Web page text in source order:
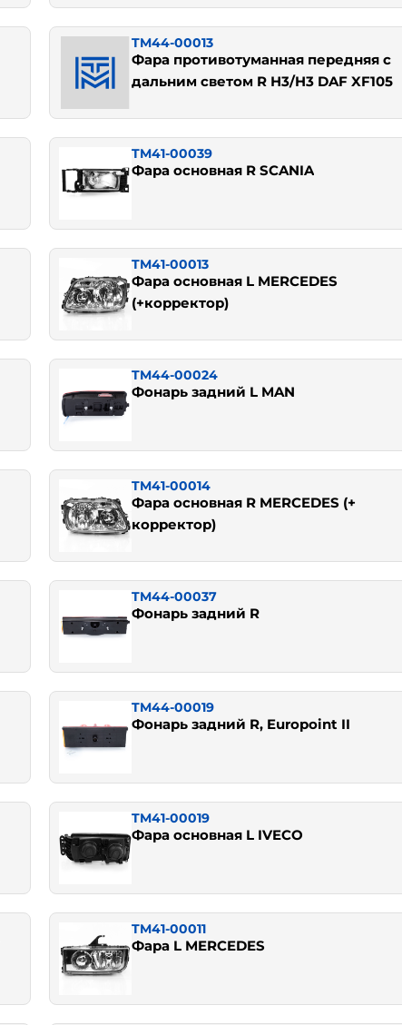
TM44-00013
Фара противотуманная передняя с
дальним светом R Н3/H3 DAF XF105
TM41-00039
Фара основная R SCANIA
TM41-00013
Фара основная L MERCEDES
(+корректор)
TM44-00024
Фонарь задний L MAN
TM41-00014
Фара основная R MERCEDES (+
корректор)
TM44-00037
Фонарь задний R
TM44-00019
Фонарь задний R, Europoint II
TM41-00019
Фара основная L IVECO
TM41-00011
Фара L MERCEDES